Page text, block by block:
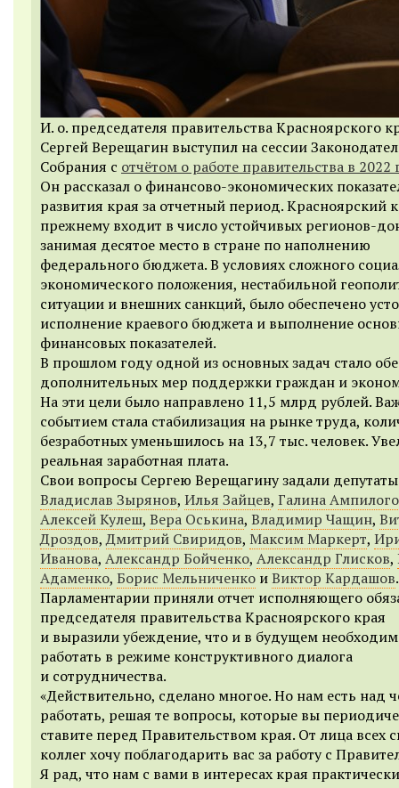
И. о. председателя правительства Красноярского
Сергей Верещагин выступил на сессии
Собрания с отчётом о работе правительства в 2022
Он рассказал о финансово-экономических
развития края за отчетный период. Красноярский
прежнему входит в число устойчивых регионов-
занимая десятое место в стране по наполнению
федерального бюджета. В условиях сложного
экономического положения, нестабильной
ситуации и внешних санкций, было обеспечено
исполнение краевого бюджета и выполнение
финансовых показателей.
В прошлом году одной из основных задач стало
дополнительных мер поддержки граждан и
На эти цели было направлено 11,5 млрд рублей.
событием стала стабилизация на рынке труда,
безработных уменьшилось на 13,7 тыс. человек.
реальная заработная плата.
Свои вопросы Сергею Верещагину задали депутаты
Владислав Зырянов, Илья Зайцев, Галина
Алексей Кулеш, Вера Оськина, Владимир Чащин,
Дроздов,Дмитрий Свиридов, Максим Маркерт,
Иванова, Александр Бойченко, Александр Глисков,
Адаменко, Борис Мельниченко иВиктор Кардашов.
Парламентарии приняли отчет исполняющего
председателя правительства Красноярского края
и выразили убеждение, что и в будущем
работать в режиме конструктивного диалога
и сотрудничества.
«Действительно, сделано многое. Но нам есть над
работать, решая те вопросы, которые вы
ставите перед Правительством края. От лица всех
коллег хочу поблагодарить вас за работу с
Я рад, что нам с вами в интересах края